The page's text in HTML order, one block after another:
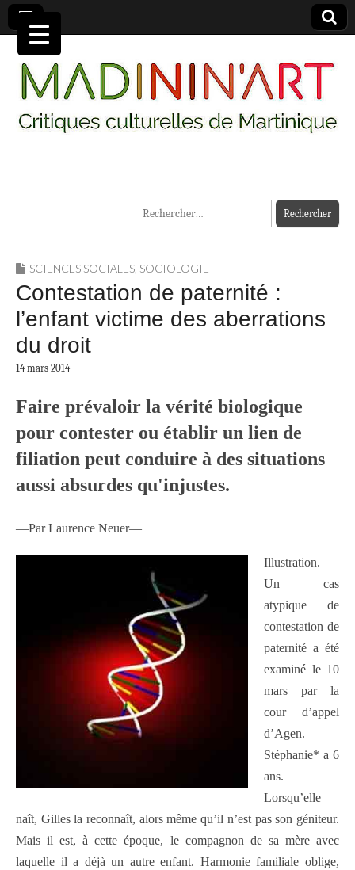
MADININ'ART
Rechercher :
SCIENCES SOCIALES, SOCIOLOGIE
Contestation de paternité :
l’enfant victime des aberrations
du droit
14 mars 2014
Faire prévaloir la vérité biologique
pour contester ou établir un lien de
filiation peut conduire à des situations
aussi absurdes qu'injustes.
—Par Laurence Neuer—
Illustration.
Un cas
atypique de
contestation de
paternité a été
examiné le 10
mars par la
cour d’appel
d’Agen.
Stéphanie* a 6
ans.
Lorsqu’elle
naît, Gilles la reconnaît, alors même qu’il n’est pas son géniteur.
Mais il est, à cette époque, le compagnon de sa mère avec
laquelle il a déjà un autre enfant. Harmonie familiale oblige,